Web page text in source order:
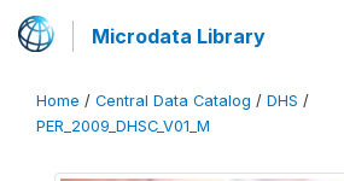
Microdata Library
Home / Central Data Catalog / DHS /
PER_2009_DHSC_V01_M